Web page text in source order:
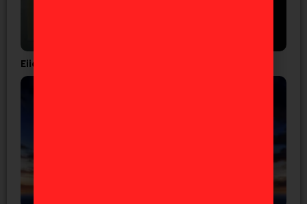
Eiichiro Oda confirma que el ‘One Piece’ es real